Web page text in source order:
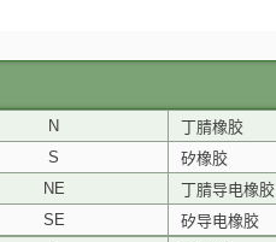
N
丁腈橡胶
S
矽橡胶
NE
丁腈导电橡胶
SE
矽导电橡胶